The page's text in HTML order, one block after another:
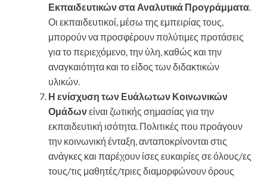
Εκπαιδευτικών στα Αναλυτικά Προγράμματα
Οι εκπαιδευτικοί, μέσω της εμπειρίας τους,
μπορούν να προσφέρουν πολύτιμες προτάσεις
για το περιεχόμενο, την ύλη, καθώς και την
αναγκαιότητα και το είδος των διδακτικών
υλικών.
Η ενίσχυση των Ευάλωτων Κοινωνικών
Ομάδωνείναι ζωτικής σημασίας για την
εκπαιδευτική ισότητα. Πολιτικές που προάγουν
την κοινωνική ένταξη, ανταποκρίνονται στις
ανάγκες και παρέχουν ίσες ευκαιρίες σε όλους/ες
τους/τις μαθητές/τριες διαμορφώνουν όρους